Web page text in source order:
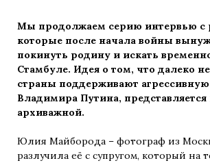
Мы продолжаем серию интервью с
которые после начала войны
покинуть родину и искать
Стамбуле. Идея о том, что далеко
страны поддерживают
Владимира Путина, представляется
архиважной.
Юлия Майборода – фотограф из
разлучила её с супругом, который на